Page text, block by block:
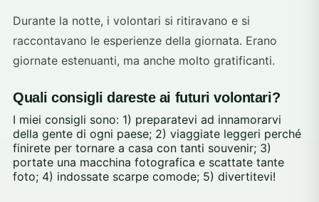
Durante la notte, i volontari si ritiravano e si
raccontavano le esperienze della giornata. Erano
giornate estenuanti, ma anche molto gratificanti.
Quali consigli dareste ai futuri volontari?
I miei consigli sono: 1) preparatevi ad innamorarvi
della gente di ogni paese; 2) viaggiate leggeri perché
finirete per tornare a casa con tanti souvenir; 3)
portate una macchina fotografica e scattate tante
foto; 4) indossate scarpe comode; 5) divertitevi!